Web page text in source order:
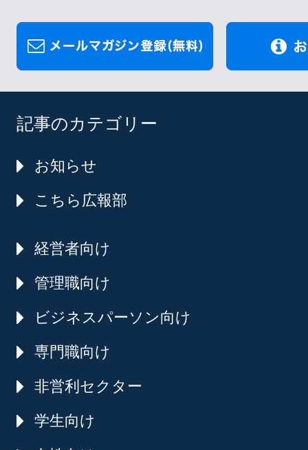
記事のカテゴリー
お知らせ
こちら広報部
経営者向け
管理職向け
ビジネスパーソン向け
専門職向け
非営利セクター
学生向け